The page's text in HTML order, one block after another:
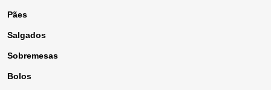
Pães
Salgados
Sobremesas
Bolos